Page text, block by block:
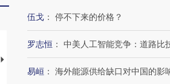
马航飞行员跨国走私7万
粒摇头丸 尿检体内含3种
视线｜被称为“蟑螂”的
度Z世代 用街头抗争将
伍戈 ： 停不下来的价格？
罗志恒 ： 中美人工智能竞争：道路比
易峘 ： 海外能源供给缺口对中国的影